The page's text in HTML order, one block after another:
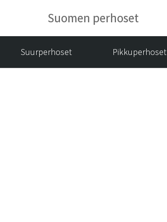
Suomen perhoset
Suurperhoset Pikkuperhoset